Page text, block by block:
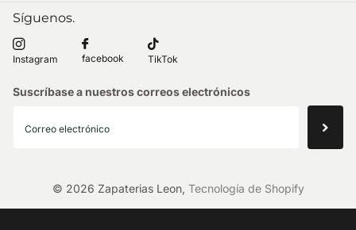
Síguenos.
Instagram facebook TikTok
Suscríbase a nuestros correos electrónicos
© 2026 Zapaterias Leon, Tecnología de Shopify